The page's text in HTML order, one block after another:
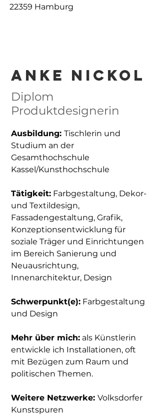
22359 Hamburg
Anke Nickol
Diplom
Produktdesignerin
Ausbildung: Tischlerin und
Studium an der
Gesamthochschule
Kassel/Kunsthochschule
Tätigkeit: Farbgestaltung, Dekor-
und Textildesign,
Fassadengestaltung, Grafik,
Konzeptionsentwicklung für
soziale Träger und Einrichtungen
im Bereich Sanierung und
Neuausrichtung,
Innenarchitektur, Design
Schwerpunkt(e): Farbgestaltung
und Design
Mehr über mich: als Künstlerin
entwickle ich Installationen, oft
mit Bezügen zum Raum und
politischen Themen.
Weitere Netzwerke: Volksdorfer
Kunstspuren